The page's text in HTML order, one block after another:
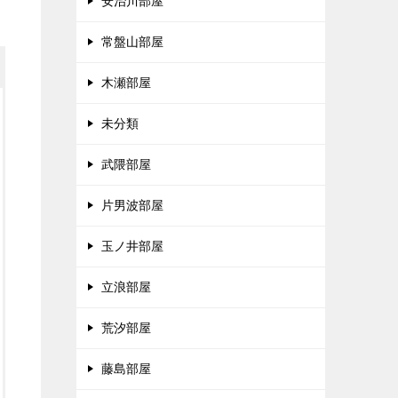
常盤山部屋
木瀬部屋
未分類
武隈部屋
片男波部屋
玉ノ井部屋
立浪部屋
荒汐部屋
藤島部屋